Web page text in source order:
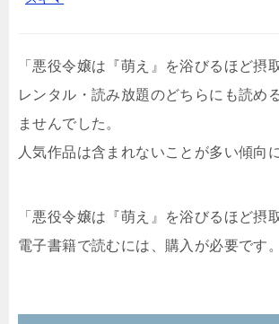
「悪役令嬢は『萌え』を浴びるほど摂
レンタル・読み放題のどちらにも読め
ませんでした。
人気作品は含まれないことが多い傾向
「悪役令嬢は『萌え』を浴びるほど摂
電子書籍で読むには、購入が必要です。